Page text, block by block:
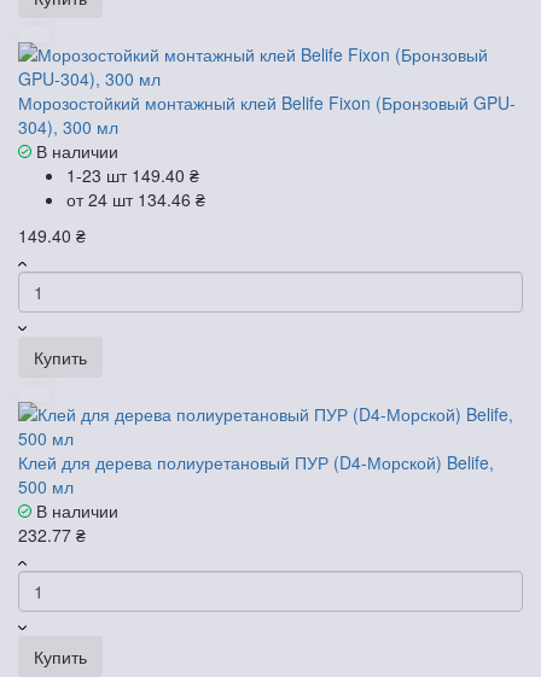
Морозостойкий монтажный клей Belife Fixon (Бронзовый GPU-
304), 300 мл
В наличии
1-23 шт 149.40 ₴
от 24 шт 134.46 ₴
149.40 ₴
Купить
Клей для дерева полиуретановый ПУР (D4-Морской) Belife,
500 мл
В наличии
232.77 ₴
Купить